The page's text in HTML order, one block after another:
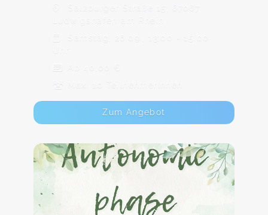
Salzburger Straße 15, 67067
Ludwigshafen am Rhein
Samstag, 26.09., 13:00 - 15:00
Ab 40,00 €
Max. 10 TeilnehmerInnen
Zum Angebot